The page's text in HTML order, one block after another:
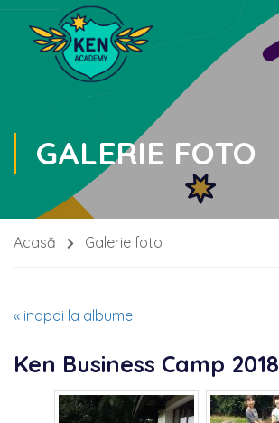
GALERIE FOTO
Acasă Galerie foto
« inapoi la albume
Ken Business Camp 2018